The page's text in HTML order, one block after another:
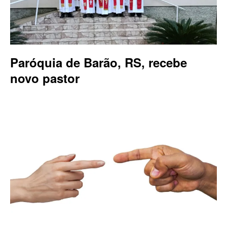
Paróquia de Barão, RS, recebe
novo pastor